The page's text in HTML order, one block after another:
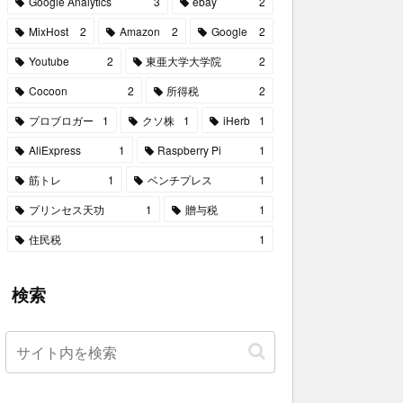
MixHost
2 Amazon 2 Google
2
Youtube
2 東亜大学大学院
2
Cocoon
2 所得税
2
プロブロガー
1 クソ株 1 iHerb
1
AliExpress
1 Raspberry Pi
1
筋トレ
1 ベンチプレス
1
プリンセス天功
1 贈与税
1
住民税
1
検索